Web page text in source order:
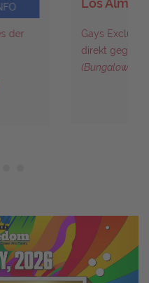
INFO
- Schöne Bungalows